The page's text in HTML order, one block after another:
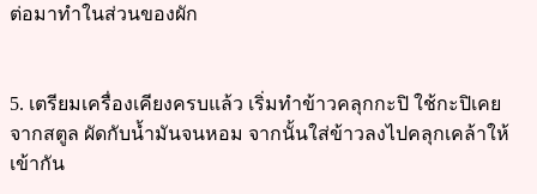
ต่อมาทำในส่วนของผัก
5. เตรียมเครื่องเคียงครบแล้ว เริ่มทำข้าวคลุกกะปิ ใช้กะปิเคย
จากสตูล ผัดกับน้ำมันจนหอม จากนั้นใส่ข้าวลงไปคลุกเคล้าให้
เข้ากัน